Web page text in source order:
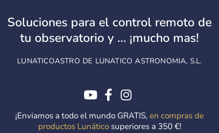
contenido
Soluciones para el control remoto de
tu observatorio y ... ¡mucho mas!
LUNATICOASTRO DE LUNATICO ASTRONOMIA, S.L.
¡Enviamos a todo el mundo GRATIS, en compras de
productos Lunáticosuperiores a 350 €!